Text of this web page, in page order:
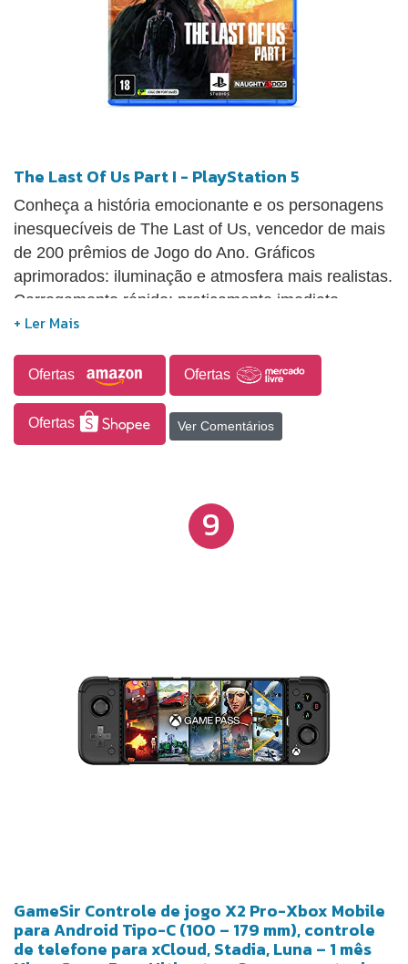
The Last Of Us Part I - PlayStation 5
Conheça a história emocionante e os personagens
inesquecíveis de The Last of Us, vencedor de mais
de 200 prêmios de Jogo do Ano. Gráficos
aprimorados: iluminação e atmosfera mais realistas.
Carregamento rápido: praticamente imediato,
permite que você continue de onde parou ou
facilmente. Resposta tátil aprimorada: compatível
com todas as armas, aprimora os confrontos,
enquanto os ambientes ganham vida com as
sensações táteis do DualSense para a chuva, a
gatilho e coice ao atirar no controle sem fio
Ofertas Ofertas
Ofertas Ver Comentários
9
GameSir Controle de jogo X2 Pro-Xbox Mobile
para Android Tipo-C (100 – 179 mm), controle
de telefone para xCloud, Stadia, Luna – 1 mês